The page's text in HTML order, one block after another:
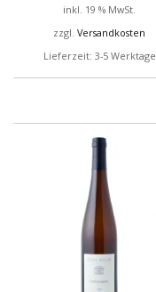
inkl. 19 % MwSt.
zzgl. Versandkosten
Lieferzeit: 3-5 Werktage